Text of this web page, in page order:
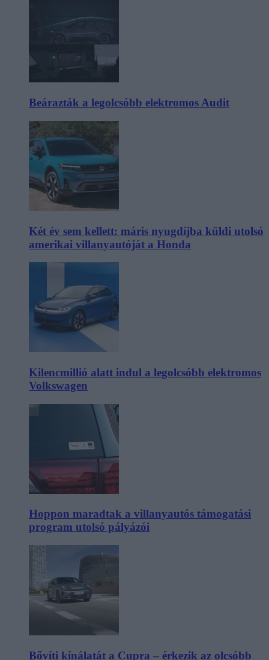
Beárazták a legolcsóbb elektromos Audit
Két év sem kellett: máris nyugdíjba küldi utolsó
amerikai villanyautóját a Honda
Kilencmillió alatt indul a legolcsóbb elektromos
Volkswagen
Hoppon maradtak a villanyautós támogatási
program utolsó pályázói
Bővíti kínálatát a Cupra – érkezik az olcsóbb